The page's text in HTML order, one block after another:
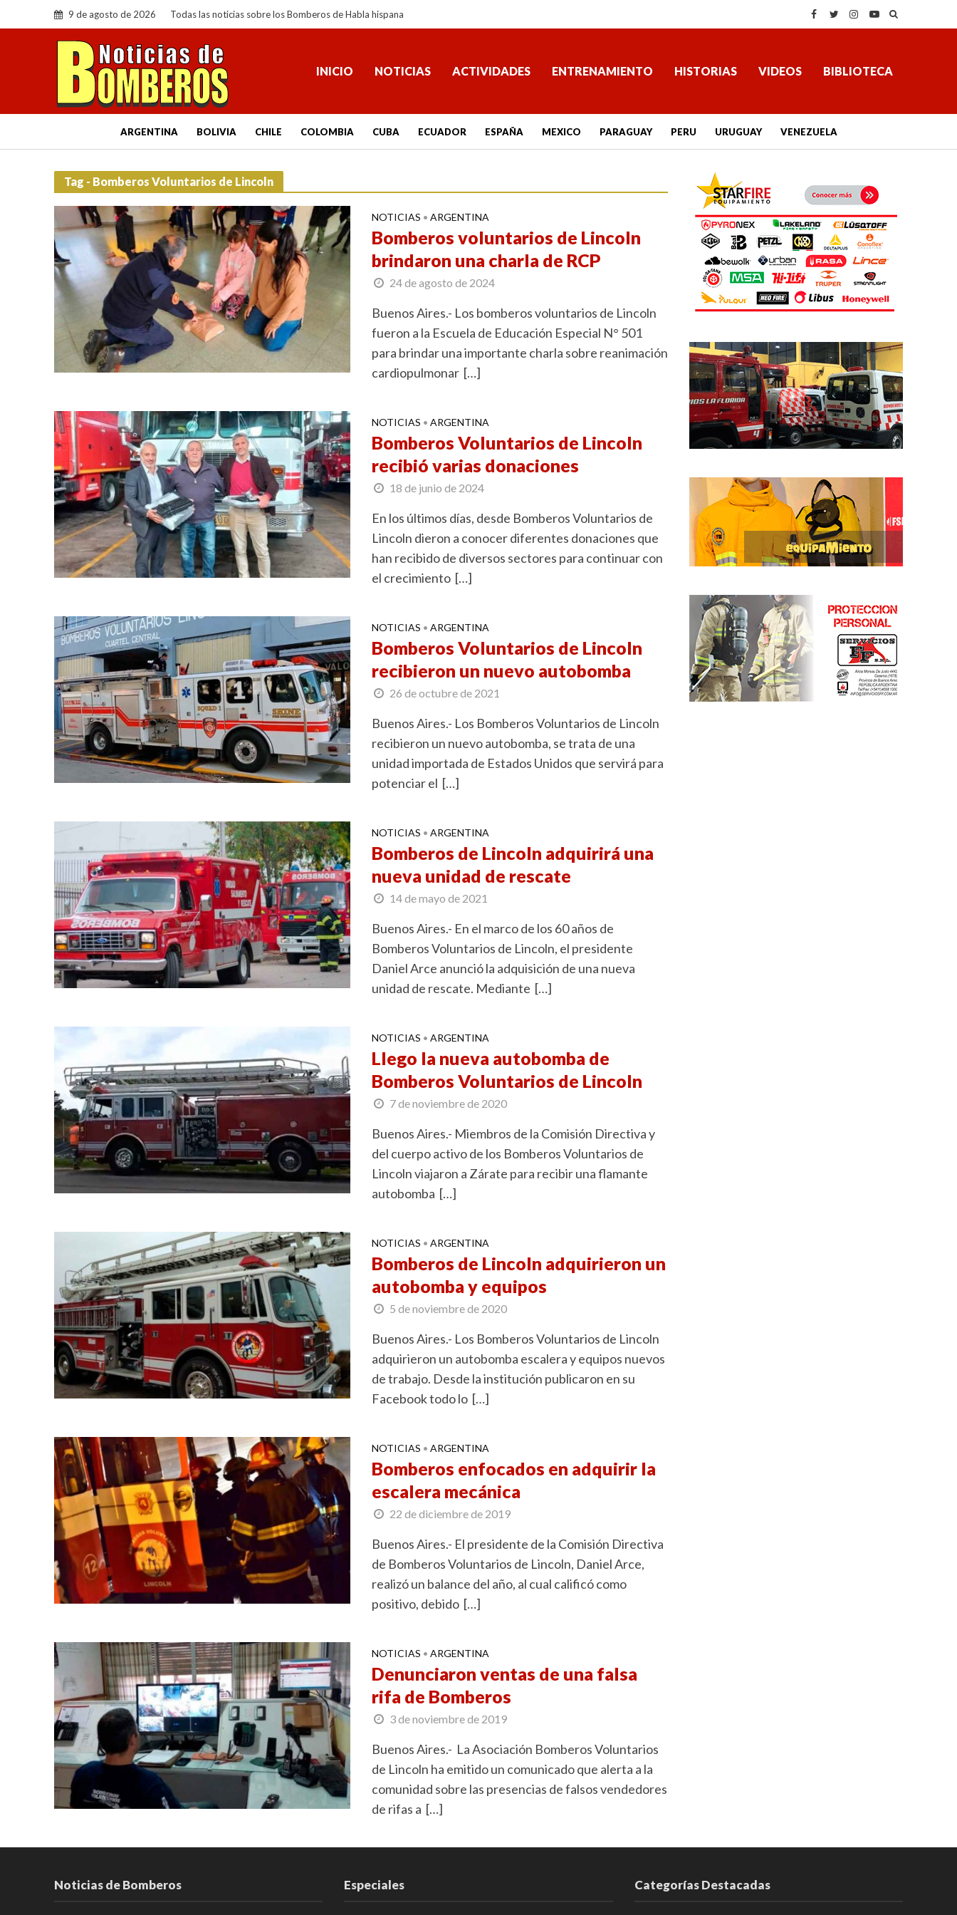
9 de agosto de 2026 Todas las noticias sobre los Bomberos de Habla hispana
INICIO NOTICIAS ACTIVIDADES ENTRENAMIENTO HISTORIAS VIDEOS BIBLIOTECA
ARGENTINA BOLIVIA CHILE COLOMBIA CUBA ECUADOR ESPAÑA MEXICO PARAGUAY PERU URUGUAY VENEZUELA
Tag - Bomberos Voluntarios de Lincoln
NOTICIAS • ARGENTINA
Bomberos voluntarios de Lincoln
brindaron una charla de RCP
24 de agosto de 2024
Buenos Aires.- Los bomberos voluntarios de Lincoln
fueron a la Escuela de Educación Especial N° 501
para brindar una importante charla sobre reanimación
cardiopulmonar […]
NOTICIAS • ARGENTINA
Bomberos Voluntarios de Lincoln
recibió varias donaciones
18 de junio de 2024
En los últimos días, desde Bomberos Voluntarios de
Lincoln dieron a conocer diferentes donaciones que
han recibido de diversos sectores para continuar con
el crecimiento […]
NOTICIAS • ARGENTINA
Bomberos Voluntarios de Lincoln
recibieron un nuevo autobomba
26 de octubre de 2021
Buenos Aires.- Los Bomberos Voluntarios de Lincoln
recibieron un nuevo autobomba, se trata de una
unidad importada de Estados Unidos que servirá para
potenciar el […]
NOTICIAS • ARGENTINA
Bomberos de Lincoln adquirirá una
nueva unidad de rescate
14 de mayo de 2021
Buenos Aires.- En el marco de los 60 años de
Bomberos Voluntarios de Lincoln, el presidente
Daniel Arce anunció la adquisición de una nueva
unidad de rescate. Mediante […]
NOTICIAS • ARGENTINA
Llego la nueva autobomba de
Bomberos Voluntarios de Lincoln
7 de noviembre de 2020
Buenos Aires.- Miembros de la Comisión Directiva y
del cuerpo activo de los Bomberos Voluntarios de
Lincoln viajaron a Zárate para recibir una flamante
autobomba […]
NOTICIAS • ARGENTINA
Bomberos de Lincoln adquirieron un
autobomba y equipos
5 de noviembre de 2020
Buenos Aires.- Los Bomberos Voluntarios de Lincoln
adquirieron un autobomba escalera y equipos nuevos
de trabajo. Desde la institución publicaron en su
Facebook todo lo […]
NOTICIAS • ARGENTINA
Bomberos enfocados en adquirir la
escalera mecánica
22 de diciembre de 2019
Buenos Aires.- El presidente de la Comisión Directiva
de Bomberos Voluntarios de Lincoln, Daniel Arce,
realizó un balance del año, al cual calificó como
positivo, debido […]
NOTICIAS • ARGENTINA
Denunciaron ventas de una falsa
rifa de Bomberos
3 de noviembre de 2019
Buenos Aires.- La Asociación Bomberos Voluntarios
de Lincoln ha emitido un comunicado que alerta a la
comunidad sobre las presencias de falsos vendedores
de rifas a […]
Noticias de Bomberos Especiales Categorías Destacadas